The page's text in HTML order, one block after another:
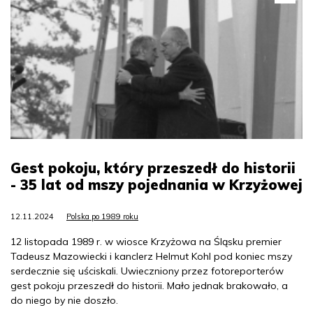
Gest pokoju, który przeszedł do historii
- 35 lat od mszy pojednania w Krzyżowej
12.11.2024 Polska po 1989 roku
12 listopada 1989 r. w wiosce Krzyżowa na Śląsku premier
Tadeusz Mazowiecki i kanclerz Helmut Kohl pod koniec mszy
serdecznie się uściskali. Uwieczniony przez fotoreporterów
gest pokoju przeszedł do historii. Mało jednak brakowało, a
do niego by nie doszło.